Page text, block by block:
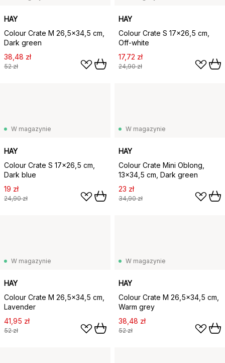
HAY
Colour Crate M 26,5x34,5 cm,
Dark green
38,48 zł
52 zł
HAY
Colour Crate S 17x26,5 cm,
Off-white
17,72 zł
24,90 zł
W magazynie
HAY
Colour Crate S 17x26,5 cm,
Dark blue
19 zł
24,90 zł
W magazynie
HAY
Colour Crate Mini Oblong,
13x34,5 cm, Dark green
23 zł
34,90 zł
W magazynie
HAY
Colour Crate M 26,5x34,5 cm,
Lavender
41,95 zł
52 zł
W magazynie
HAY
Colour Crate M 26,5x34,5 cm,
Warm grey
38,48 zł
52 zł